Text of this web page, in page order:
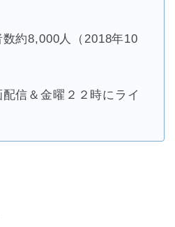
数約8,000人（2018年10
配信＆金曜２２時にライ